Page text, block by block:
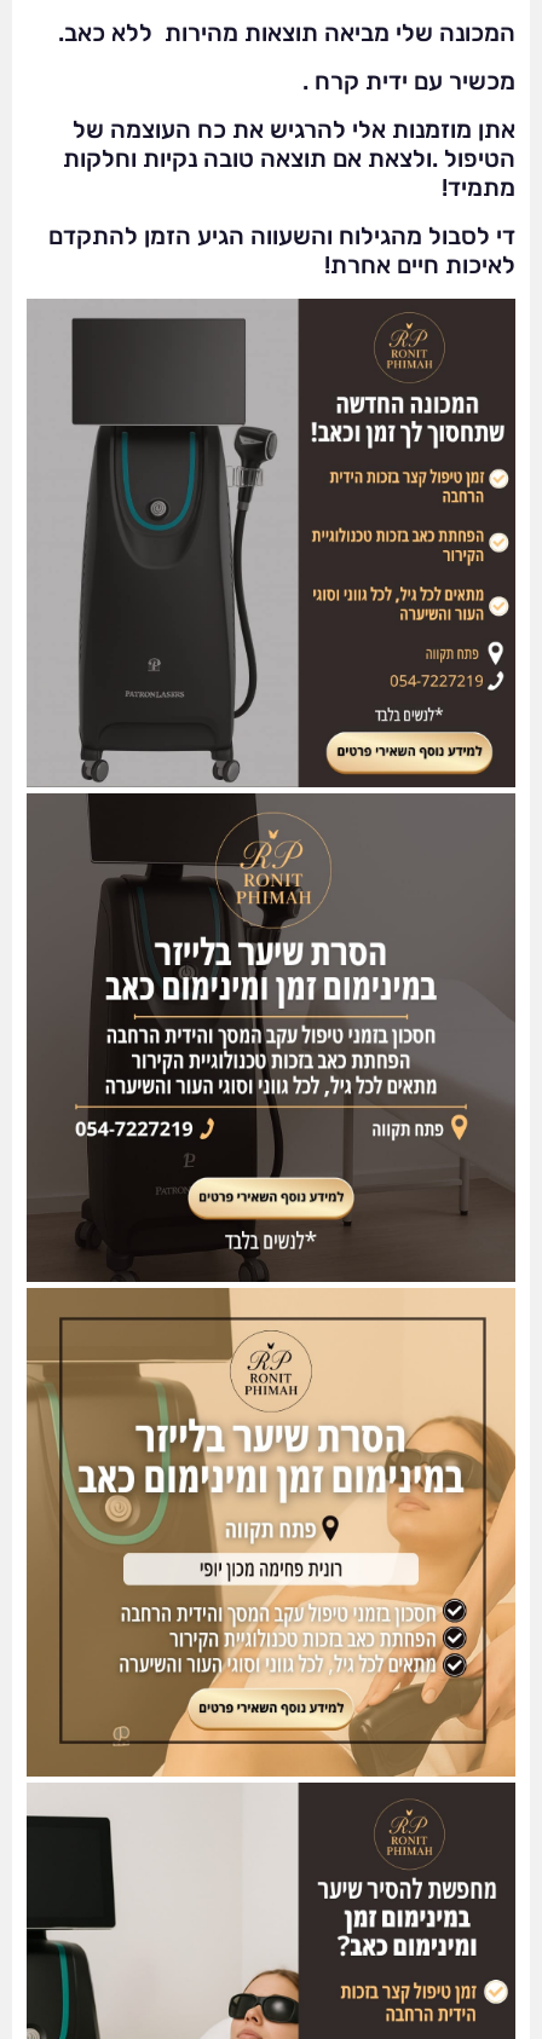
המכונה שלי מביאה תוצאות מהירות ללא כאב.
מכשיר עם ידית קרח .
אתן מוזמנות אלי להרגיש את כח העוצמה של
הטיפול .ולצאת אם תוצאה טובה נקיות וחלקות
מתמיד!
די לסבול מהגילוח והשעווה הגיע הזמן להתקדם
לאיכות חיים אחרת!